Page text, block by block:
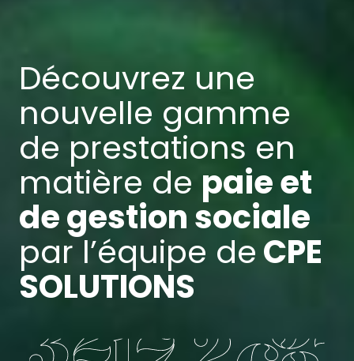
Découvrez une
nouvelle gamme
de prestations en
matière de paie et
de gestion sociale
par l’équipe deCPE
SOLUTIONS